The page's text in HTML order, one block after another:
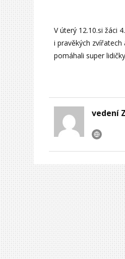
V úterý 12.10.si žáci
i pravěkých
pomáhali super
vedení